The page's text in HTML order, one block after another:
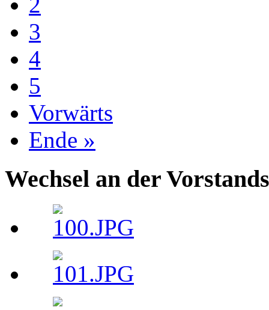
3
4
5
Vorwärts
Ende »
Wechsel an der